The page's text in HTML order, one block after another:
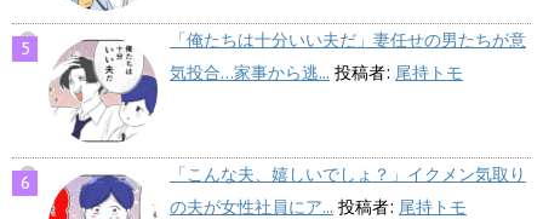
「俺たちは十分いい夫だ」妻任せの男たちが意
気投合…家事から逃... 投稿者: 尾持トモ
「こんな夫、嬉しいでしょ？」イクメン気取り
の夫が女性社員にア... 投稿者: 尾持トモ